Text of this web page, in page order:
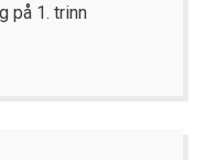
på 1. trinn